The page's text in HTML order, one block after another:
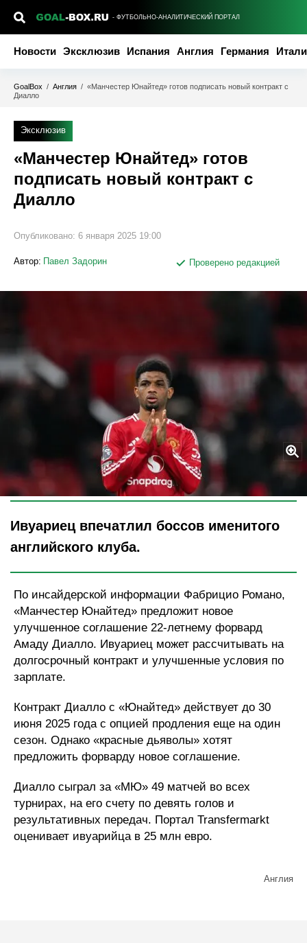
- ФУТБОЛЬНО-АНАЛИТИЧЕСКИЙ ПОРТАЛ
Новости Эксклюзив Испания Англия Германия
GoalBox / Англия / «Манчестер Юнайтед» готов подписать новый контракт с
Диалло
Эксклюзив
«Манчестер Юнайтед» готов
подписать новый контракт с
Диалло
Опубликовано: 6 января 2025 19:00
Автор: Павел Задорин Проверено редакцией
Legion-Media
Ивуариец впечатлил боссов именитого
английского клуба.
По инсайдерской информации Фабрицио Романо,
«Манчестер Юнайтед» предложит новое
улучшенное соглашение 22-летнему форвард
Амаду Диалло. Ивуариец может рассчитывать на
долгосрочный контракт и улучшенные условия по
зарплате.
Контракт Диалло с «Юнайтед» действует до 30
июня 2025 года с опцией продления еще на один
сезон. Однако «красные дьяволы» хотят
предложить форварду новое соглашение.
Диалло сыграл за «МЮ» 49 матчей во всех
турнирах, на его счету по девять голов и
результативных передач. Портал Transfermarkt
оценивает ивуарийца в 25 млн евро.
Англия